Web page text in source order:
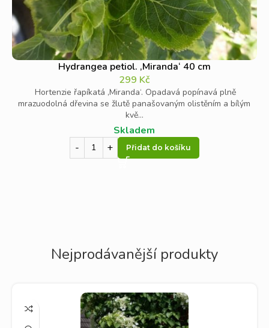
Hydrangea petiol. ‚Miranda‘ 40 cm
299 Kč
Hortenzie řapíkatá ‚Miranda‘. Opadavá popínavá plně
mrazuodolná dřevina se žlutě panašovaným olistěním a bílým
kvě...
Skladem
Přidat do košíku
Nejprodávanější produkty